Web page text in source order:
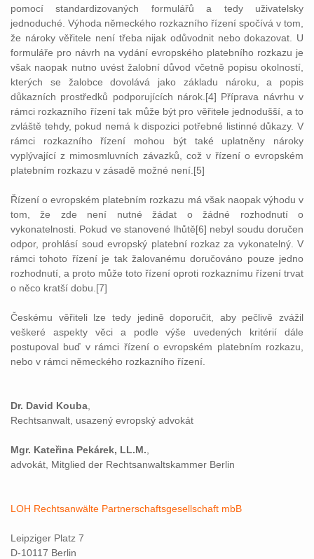
pomocí standardizovaných formulářů a tedy uživatelsky
jednoduché. Výhoda německého rozkazního řízení spočívá v tom,
že nároky věřitele není třeba nijak odůvodnit nebo dokazovat. U
formuláře pro návrh na vydání evropského platebního rozkazu je
však naopak nutno uvést žalobní důvod včetně popisu okolností,
kterých se žalobce dovolává jako základu nároku, a popis
důkazních prostředků podporujících nárok.[4] Příprava návrhu v
rámci rozkazního řízení tak může být pro věřitele jednodušší, a to
zvláště tehdy, pokud nemá k dispozici potřebné listinné důkazy. V
rámci rozkazního řízení mohou být také uplatněny nároky
vyplývající z mimosmluvních závazků, což v řízení o evropském
platebním rozkazu v zásadě možné není.[5]
Řízení o evropském platebním rozkazu má však naopak výhodu v
tom, že zde není nutné žádat o žádné rozhodnutí o
vykonatelnosti. Pokud ve stanovené lhůtě[6] nebyl soudu doručen
odpor, prohlásí soud evropský platební rozkaz za vykonatelný. V
rámci tohoto řízení je tak žalovanému doručováno pouze jedno
rozhodnutí, a proto může toto řízení oproti rozkaznímu řízení trvat
o něco kratší dobu.[7]
Českému věřiteli lze tedy jedině doporučit, aby pečlivě zvážil
veškeré aspekty věci a podle výše uvedených kritérií dále
postupoval buď v rámci řízení o evropském platebním rozkazu,
nebo v rámci německého rozkazního řízení.
Dr. David Kouba
Rechtsanwalt, usazený evropský advokát
Mgr. Kateřina Pekárek, LL.M.
advokát, Mitglied der Rechtsanwaltskammer Berlin
LOH Rechtsanwälte Partnerschaftsgesellschaft mbB
Leipziger Platz 7
D-10117 Berlin